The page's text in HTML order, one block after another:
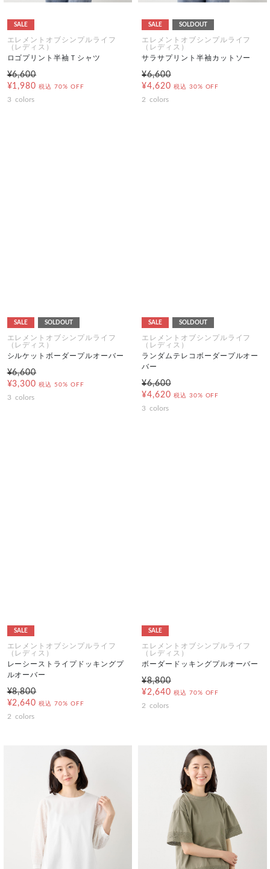
SALE
エレメントオブシンプルライフ
（レディス）
ロゴプリント半袖Ｔシャツ
¥6,600
¥1,980 税込 70% OFF
3 colors
SALE SOLDOUT
エレメントオブシンプルライフ
（レディス）
サラサプリント半袖カットソー
¥6,600
¥4,620 税込 30% OFF
2 colors
SALE SOLDOUT
エレメントオブシンプルライフ
（レディス）
シルケットボーダープルオーバー
¥6,600
¥3,300 税込 50% OFF
3 colors
SALE SOLDOUT
エレメントオブシンプルライフ
（レディス）
ランダムテレコボーダープルオー
バー
¥6,600
¥4,620 税込 30% OFF
3 colors
SALE
エレメントオブシンプルライフ
（レディス）
レーシーストライプドッキングプ
ルオーバー
¥8,800
¥2,640 税込 70% OFF
2 colors
SALE
エレメントオブシンプルライフ
（レディス）
ボーダードッキングプルオーバー
¥8,800
¥2,640 税込 70% OFF
2 colors